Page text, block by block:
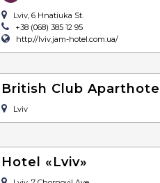
Lviv, 6 Hnatiuka St.
+38 (068) 385 12 95
http://lviv.jam-hotel.com.ua/
British Club Aparthotel
Lviv
Hotel «Lviv»